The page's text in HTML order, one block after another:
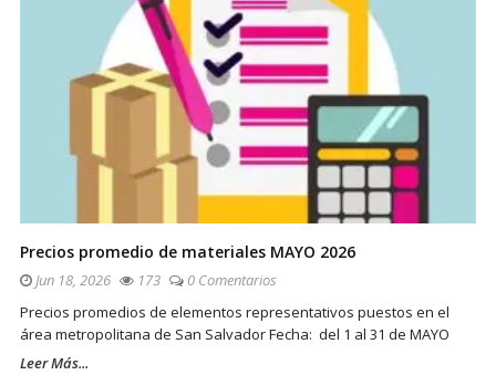
Precios promedio de materiales MAYO 2026
Jun 18, 2026 173
0 Comentarios
Precios promedios de elementos representativos puestos en el
área metropolitana de San Salvador Fecha: del 1 al 31 de MAYO
Leer Más...